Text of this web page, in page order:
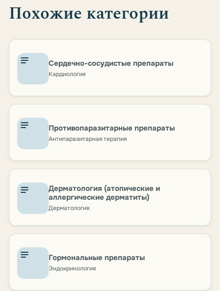
Похожие категории
Сердечно-сосудистые препараты
Кардиология
Противопаразитарные препараты
Антипаразитарная терапия
Дерматология (атопические и
аллергические дерматиты)
Дерматология
Гормональные препараты
Эндокринология